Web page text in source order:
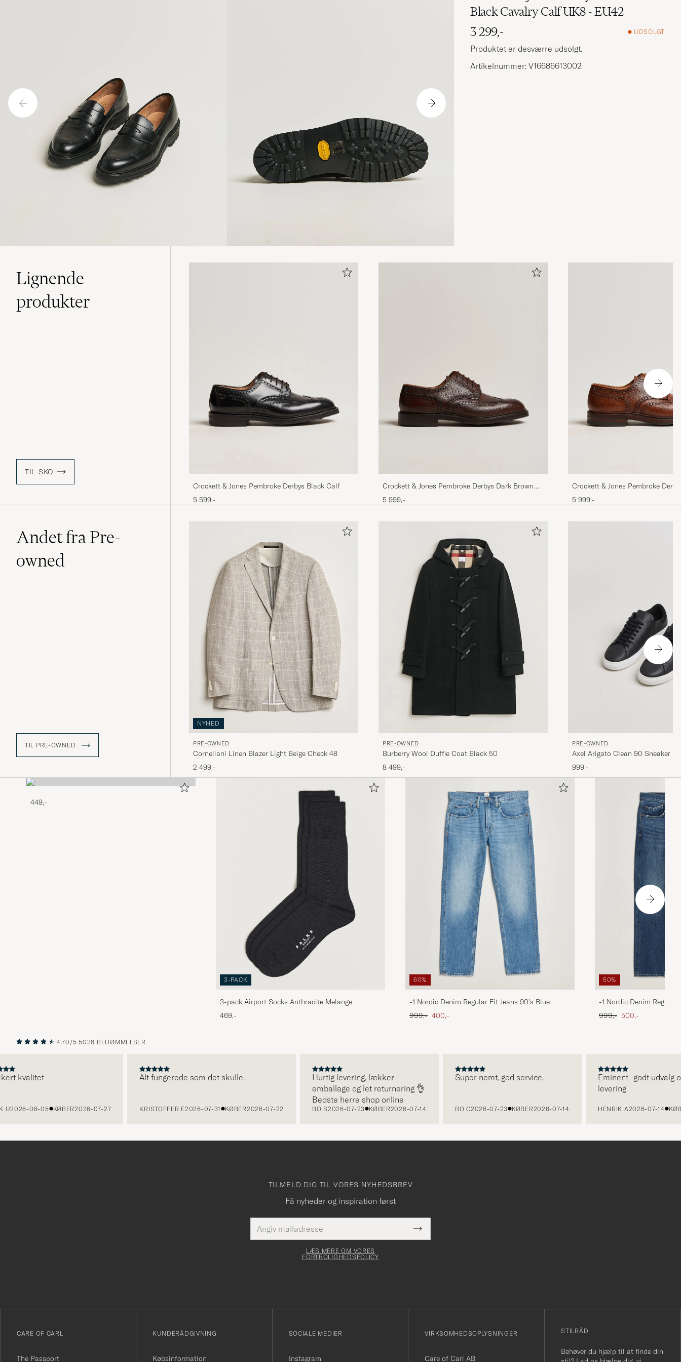
Black Cavalry Calf UK8 - EU42
3 299,-
UDSOLGT
Produktet er desværre udsolgt.
Artikelnummer: V16686613002
Lignende
produkter
TIL SKO
Crockett & Jones Pembroke Derbys Black Calf
5 599,-
Crockett & Jones Pembroke Derbys Dark Brown
Grained Calf
5 999,-
Crockett & Jones Pembroke
Calf
5 999,-
Andet fra Pre-
owned
TIL PRE-OWNED
NYHED
PRE-OWNED
Corneliani Linen Blazer Light Beige Check 48
2 499,-
PRE-OWNED
Burberry Wool Duffle Coat Black 50
8 499,-
PRE-OWNED
Axel Arigato Clean 90 Sneaker
999,-
449,-
3-PACK
3-pack Airport Socks Anthracite Melange
469,-
60%
-1 Nordic Denim Regular Fit Jeans 90's Blue
Ordinary pris
999,- Nedsat pris
400,-
50%
-1 Nordic Denim Regular
Ordinary pris
999,- Nedsat pris
500,-
FORRIGE
4.70/5 5026 BEDØMMELSER
kvalitet
2026-08-05 KØBER2026-07-27
Alt fungerede som det skulle.
KRISTOFFER E2026-07-31 KØBER2026-07-22
Hurtig levering, lækker
emballage og let returnering 👌
Bedste herre shop online
BO S2026-07-23 KØBER2026-07-14
Super nemt, god service.
BO C2026-07-23 KØBER2026-07-14
Eminent- godt udvalg og
levering
HENRIK A2026-07-14 KØBER
TILMELD DIG TIL VORES NYHEDSBREV
Få nyheder og inspiration først
mailadresse
Dette
felt skal
Submit
Newsletter
till
nyhetsbrev!
LÆS MERE OM VORES
FORTROLIGHEDSPOLICY
CARE OF CARL
The Passport
KUNDERÅDGIVNING
Købsinformation
SOCIALE MEDIER
Instagram
VIRKSOMHEDSOPLYSNINGER
Care of Carl AB
STILRÅD
Behøver du hjælp til at finde din